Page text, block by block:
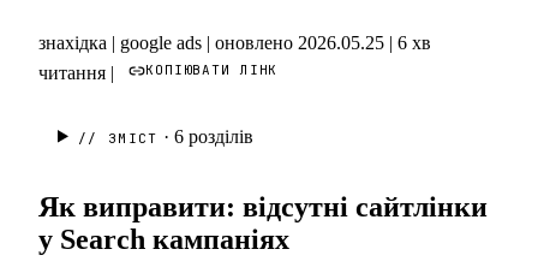
знахідка | google ads | оновлено 2026.05.25 | 6 хв
читання | КОПІЮВАТИ ЛІНК
// ЗМІСТ · 6 розділів
Як виправити: відсутні сайтлінки
у Search кампаніях